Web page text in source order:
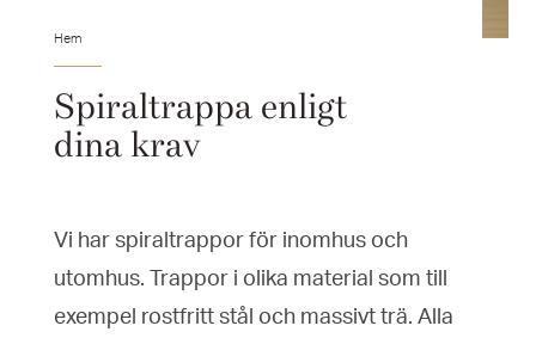
Hem
Spiraltrappa enligt
dina krav
Vi har spiraltrappor för inomhus och
utomhus. Trappor i olika material som till
exempel rostfritt stål och massivt trä. Alla